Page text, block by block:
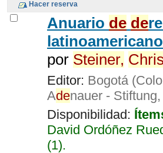
Anuario de de
por Steiner,
Editor: Bogotá
Adenauer -
Disponibilidad:
David Ordóñez
(1).